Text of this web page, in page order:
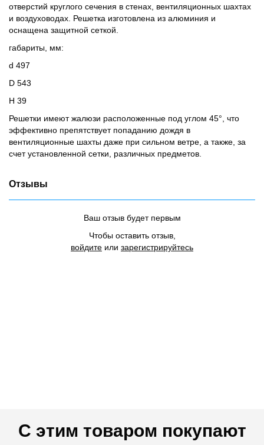
отверстий круглого сечения в стенах, вентиляционных шахтах
и воздуховодах. Решетка изготовлена из алюминия и
оснащена защитной сеткой.
габариты, мм:
d 497
D 543
H 39
Решетки имеют жалюзи расположенные под углом 45°, что
эффективно препятствует попаданию дождя в
вентиляционные шахты даже при сильном ветре, а также, за
счет установленной сетки, различных предметов.
Отзывы
Ваш отзыв будет первым
Чтобы оставить отзыв,
войдите или зарегистрируйтесь
С этим товаром покупают